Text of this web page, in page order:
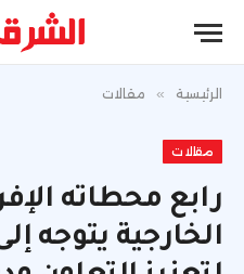
الرئيسية » مقالات
مقالات
رابع محطاته
الخارجية يتوجه